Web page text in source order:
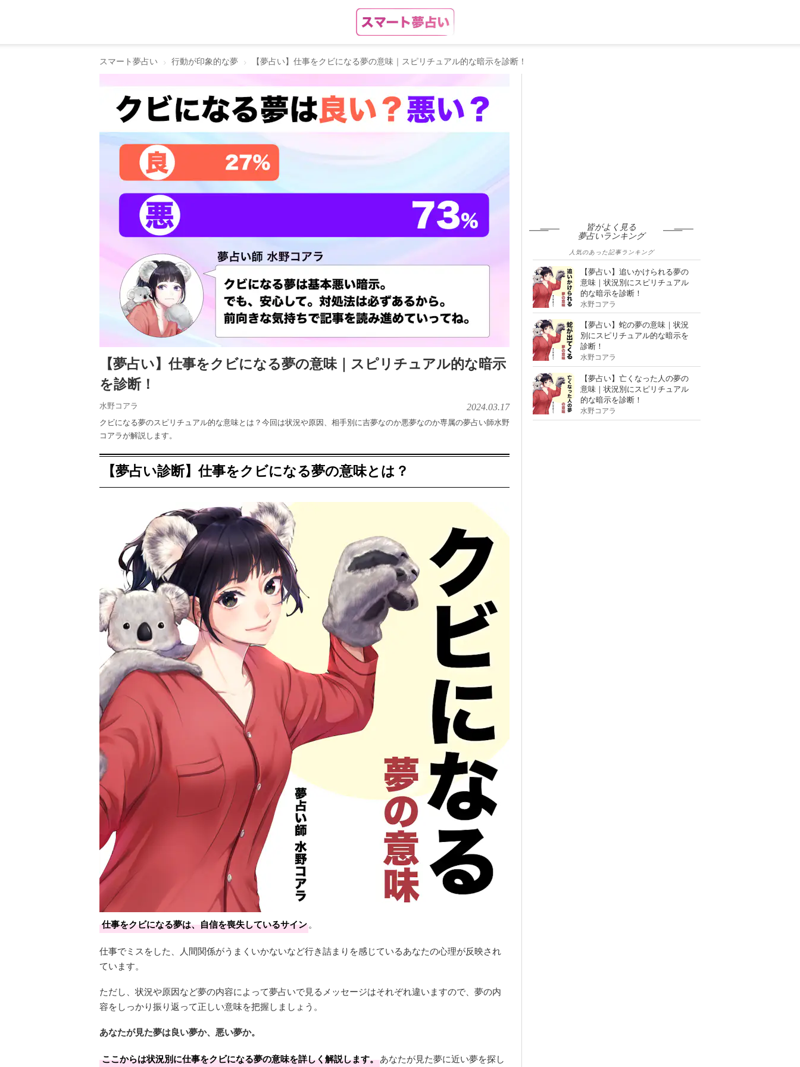
スマート夢占い 行動が印象的な夢 【夢占い】仕事をクビになる夢の意味｜スピリチュアル的な暗示を診断！
【夢占い】仕事をクビになる夢の意味｜スピリチュアル的な暗示
を診断！
水野コアラ 2024.03.17
クビになる夢のスピリチュアル的な意味とは？今回は状況や原因、相手別に吉夢なのか悪夢なのか専属の夢占い師水野
コアラが解説します。
【夢占い診断】仕事をクビになる夢の意味とは？
仕事をクビになる夢は、自信を喪失しているサイン。
仕事でミスをした、人間関係がうまくいかないなど行き詰まりを感じているあなたの心理が反映され
ています。
ただし、状況や原因など夢の内容によって夢占いで見るメッセージはそれぞれ違いますので、夢の内
容をしっかり振り返って正しい意味を把握しましょう。
あなたが見た夢は良い夢か、悪い夢か。
ここからは状況別に仕事をクビになる夢の意味を詳しく解説します。あなたが見た夢に近い夢を探し
皆がよく見る
夢占いランキング
人気のあった記事ランキング
【夢占い】追いかけられる夢の
意味｜状況別にスピリチュアル
的な暗示を診断！
水野コアラ
【夢占い】蛇の夢の意味｜状況
別にスピリチュアル的な暗示を
診断！
水野コアラ
【夢占い】亡くなった人の夢の
意味｜状況別にスピリチュアル
的な暗示を診断！
水野コアラ